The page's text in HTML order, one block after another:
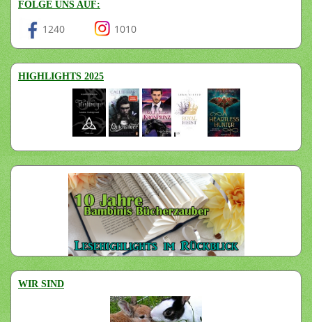
FOLGE UNS AUF:
1240 1010
HIGHLIGHTS 2025
WIR SIND